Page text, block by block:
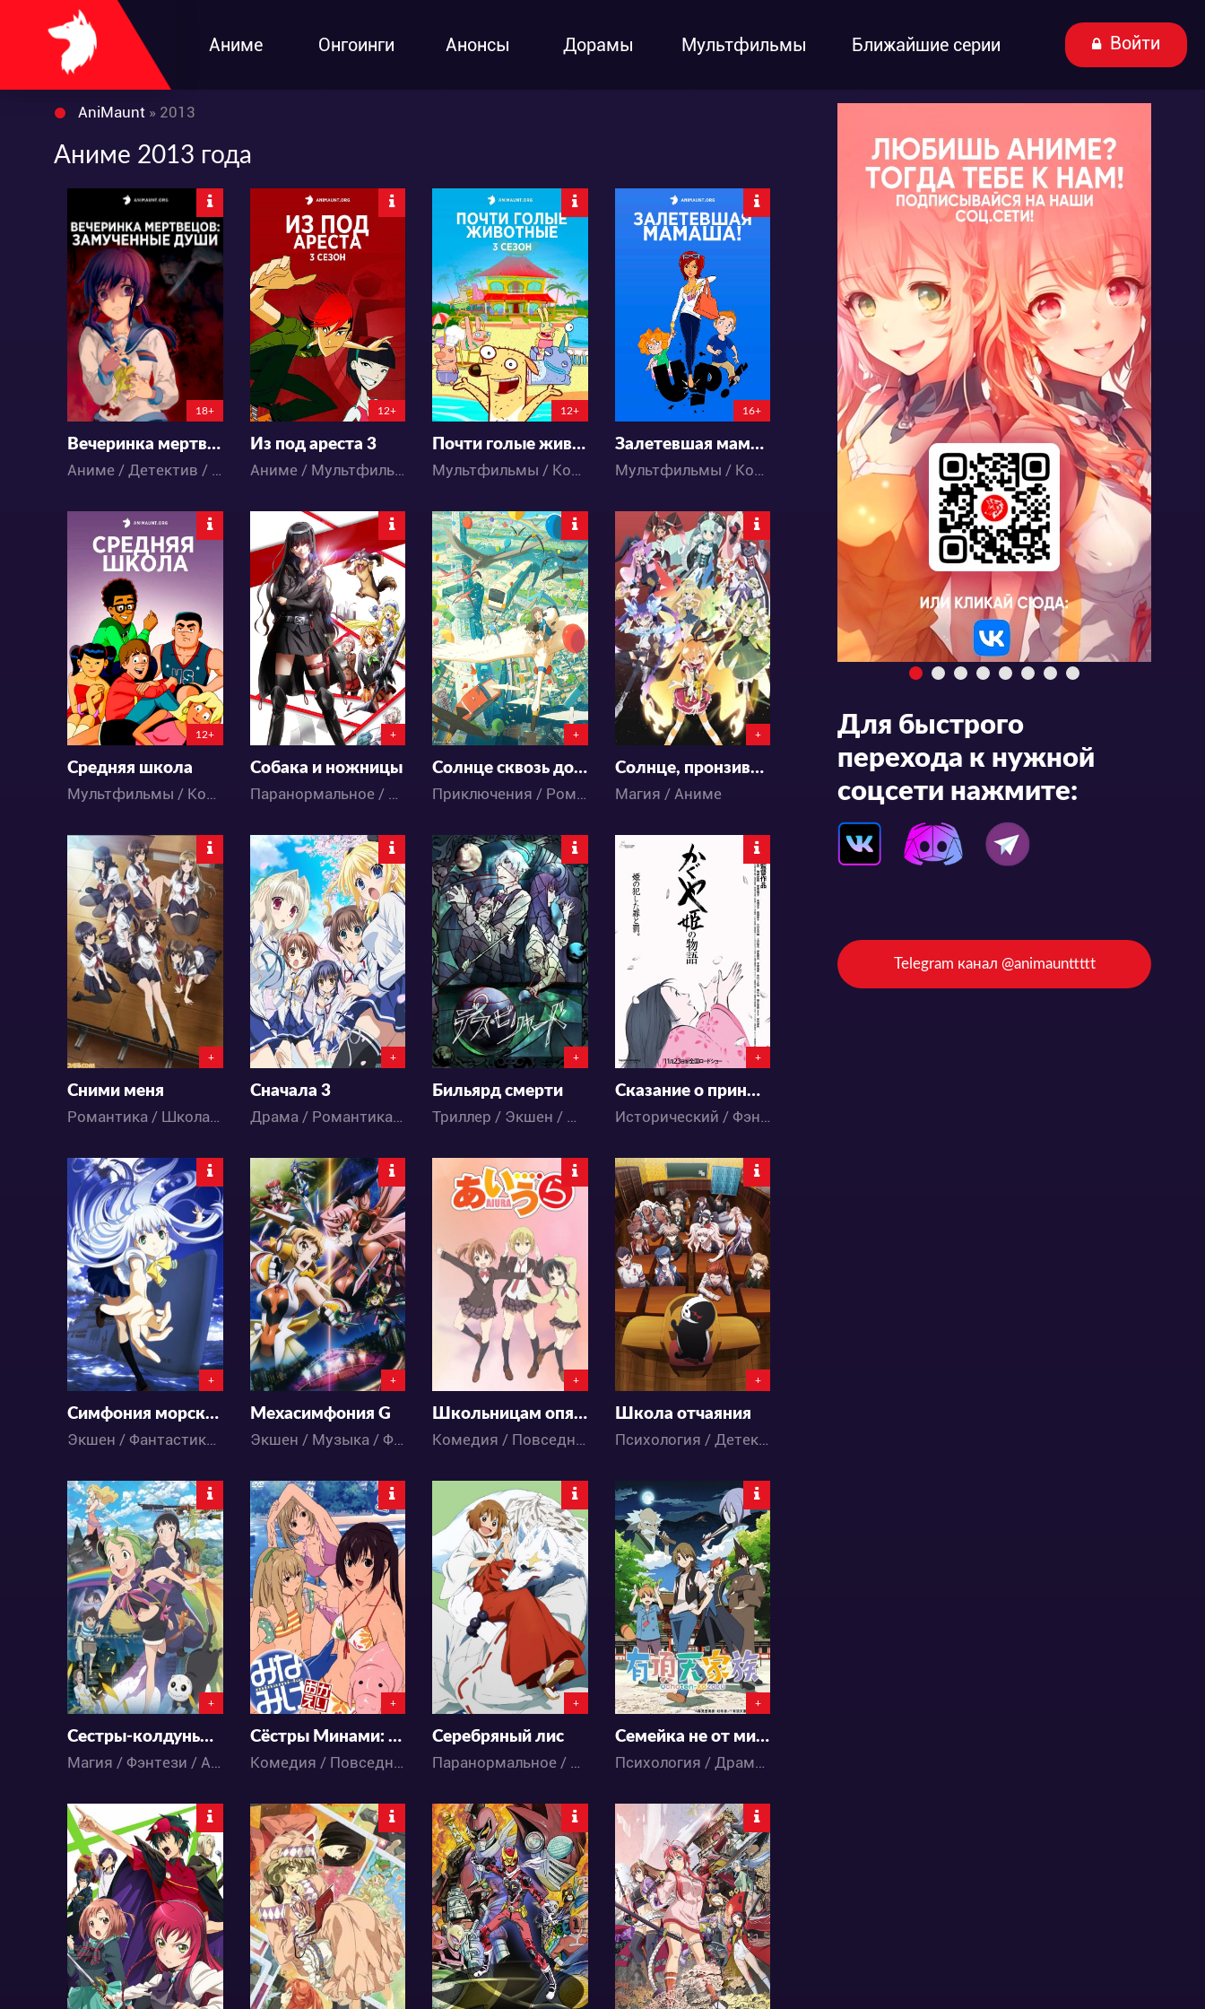
Аниме Онгоинги Анонсы Дорамы Мультфильмы Ближайшие серии Войти
AniMaunt » 2013
Аниме 2013 года
16943
14 43
18+
Вечеринка мертвецов: Замученные души
Аниме / Детектив / Мистика / Паранормальное / Ужасы
15799
8
12+
Из под ареста 3
Аниме / Мультфильмы / Повседневность / Школа
12548
2 1
12+
Почти голые животные 3 сезон
Мультфильмы / Комедия / Приключения
8861
1 9
16+
Залетевшая мамаша!
Мультфильмы / Комедия
5156
1 3
12+
Средняя школа
Мультфильмы / Комедия / Школа
5383
2 7
+
Собака и ножницы
Паранормальное / Комедия / Аниме
3617
5 2
+
Солнце сквозь дождик
Приключения / Романтика / Фэнтези / Аниме
4490
0 1
+
Солнце, пронзившее иллюзию
Магия / Аниме
13134
0 10
+
Сними меня
Романтика / Школа / Этти / Аниме
4743
1 4
+
Сначала 3
Драма / Романтика / Школа / Этти / Аниме
3828
4 3
+
Бильярд смерти
Триллер / Экшен / Детектив / Драма / Фантастика / Аниме
8658
0 1
+
Сказание о принцессе Кагуя
Исторический / Фэнтези / Аниме
4332
0 9
+
Симфония морской стали
Экшен / Фантастика / Аниме
3555
0 2
+
Мехасимфония G
Экшен / Музыка / Фантастика / Аниме
4967
1 3
+
Школьницам опять нечего делать
Комедия / Повседневность / Сёнэн / Школа / Аниме
6120
7 8
+
Школа отчаяния
Психология / Детектив / Ужасы / Школа / Аниме
4020
2 3
+
Сестры-колдуньи Йо-йо и Нэнэ
Магия / Фэнтези / Аниме
4698
0 0
+
Сёстры Минами: Летние каникулы
Комедия / Повседневность / Аниме
3996
3
+
Серебряный лис
Паранормальное / Повседневность / Аниме
4424
1 2
+
Семейка не от мира сего
Психология / Драма / Комедия / Повседневность / Аниме
6388
3 9
4573
0
3772
0 3
7485
1 7
Для быстрого
перехода к нужной
соцсети нажмите:
Telegram канал @animaunttttt